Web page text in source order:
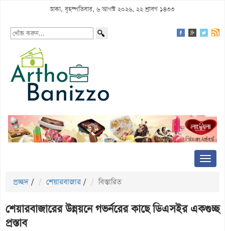
ঢাকা, বৃহস্পতিবার, ৬ আগস্ট ২০২৬, ২২ শ্রাবণ ১৪৩৩
প্রচ্ছদ / শেয়ারবাজার / বিস্তারিত
শেয়ারবাজারের উন্নয়নে গভর্নরের কাছে ডিএসইর একগুচ্ছ
প্রস্তাব